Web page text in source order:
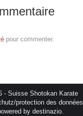
pour commenter.
- Suisse Shotokan Karate
protection des données
by destinazio.